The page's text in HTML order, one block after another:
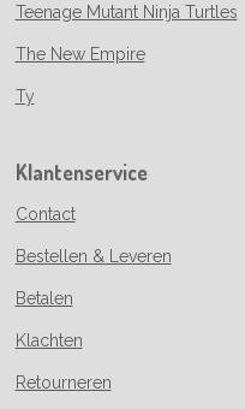
Teenage Mutant Ninja Turtles
The New Empire
Ty
Klantenservice
Contact
Bestellen & Leveren
Betalen
Klachten
Retourneren